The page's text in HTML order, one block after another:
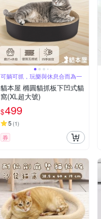
可躺可抓，玩樂與休息合而為一
貓本屋 橢圓貓抓板下凹式貓
窩(XL超大號)
$499
5 (1)
券